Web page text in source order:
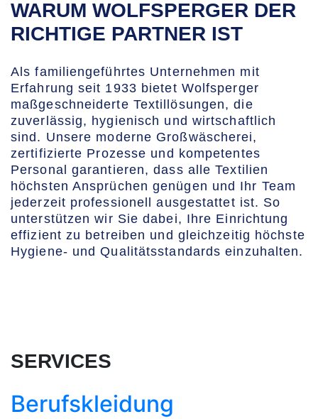
WARUM WOLFSPERGER DER
RICHTIGE PARTNER IST
Als familiengeführtes Unternehmen mit
Erfahrung seit 1933 bietet Wolfsperger
maßgeschneiderte Textillösungen, die
zuverlässig, hygienisch und wirtschaftlich
sind. Unsere moderne Großwäscherei,
zertifizierte Prozesse und kompetentes
Personal garantieren, dass alle Textilien
höchsten Ansprüchen genügen und Ihr Team
jederzeit professionell ausgestattet ist. So
unterstützen wir Sie dabei, Ihre Einrichtung
effizient zu betreiben und gleichzeitig höchste
Hygiene- und Qualitätsstandards einzuhalten.
SERVICES
Berufskleidung